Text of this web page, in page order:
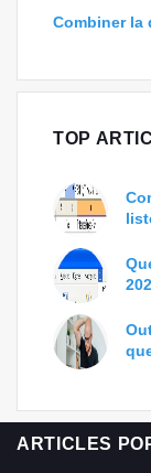
Combiner la
TOP
ARTICLES